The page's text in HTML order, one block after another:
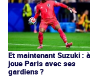
Et maintenant Suzuki :
joue Paris avec ses
gardiens ?